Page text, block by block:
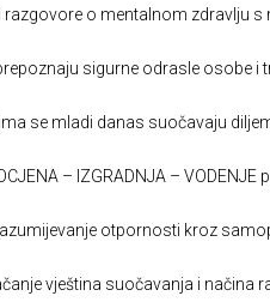
o mentalnom zdravlju s
sigurne odrasle osobe i
se mladi danas suočavaju
– IZGRADNJA – VODENJE
otpornosti kroz
vještina suočavanja i načina